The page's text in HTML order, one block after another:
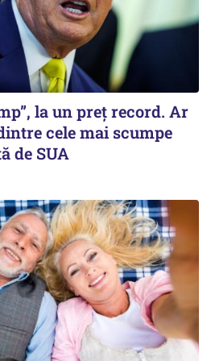
la un preț record. Ar
cele mai scumpe
de SUA